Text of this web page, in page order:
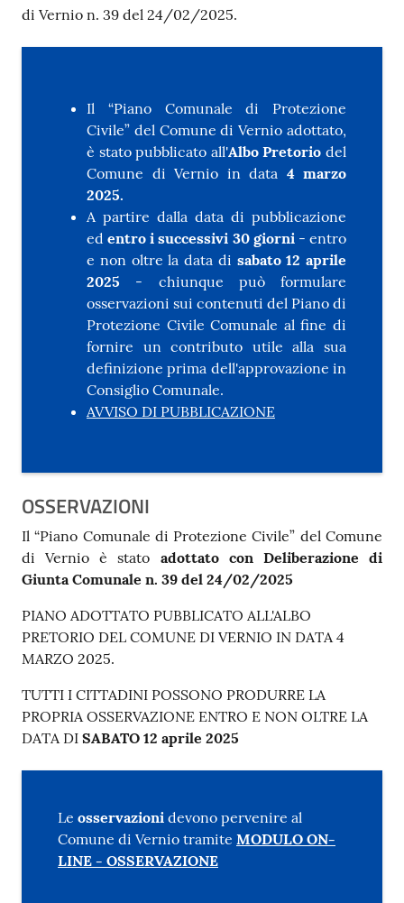
di Vernio n. 39 del 24/02/2025.
Il “Piano Comunale di Protezione
Civile” del Comune di Vernio adottato,
è stato pubblicato all'Albo Pretorio del
Comune di Vernio in data 4marzo
2025.
A partire dalla data di pubblicazione
ed entro i successivi 30 giorni- entro
e non oltre la data di sabato 12 aprile
2025
- chiunque può formulare
osservazioni sui contenuti del Piano di
Protezione Civile Comunale al fine di
fornire un contributo utile alla sua
definizione prima dell'approvazione in
Consiglio Comunale.
AVVISO DI PUBBLICAZIONE
OSSERVAZIONI
Il “Piano Comunale di Protezione Civile” del Comune
di Vernio è stato adottato con Deliberazione di
Giunta Comunale n. 39 del 24/02/2025
PIANO ADOTTATO PUBBLICATO ALL'ALBO
PRETORIO DEL COMUNE DI VERNIO IN DATA 4
MARZO 2025.
TUTTI I CITTADINI POSSONO PRODURRE LA
PROPRIA OSSERVAZIONE ENTRO E NON OLTRE LA
DATA DI SABATO 12 aprile 2025
Le osservazioni devono pervenire al
Comune di Vernio tramite MODULO ON-
LINE - OSSERVAZIONE